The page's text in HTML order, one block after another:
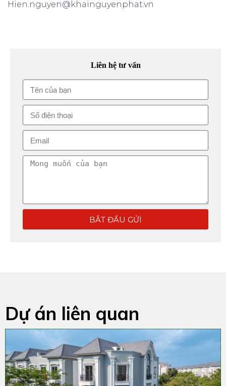
Hien.nguyen@khainguyenphat.vn
Liên hệ tư vấn
BẮT ĐẦU GỬI
Dự án liên quan